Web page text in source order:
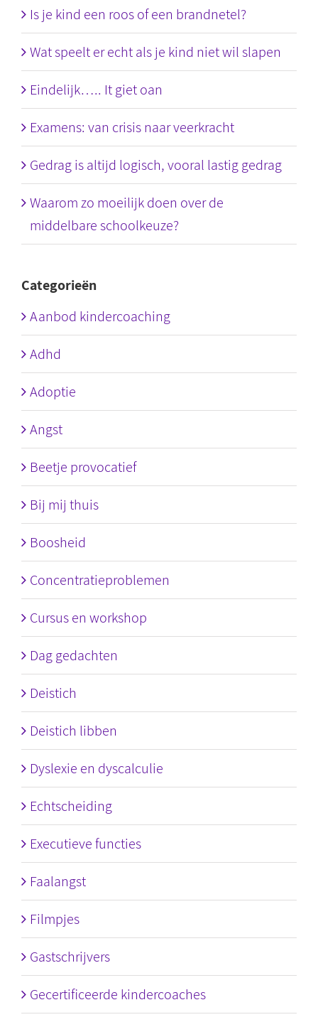
Is je kind een roos of een brandnetel?
Wat speelt er echt als je kind niet wil slapen
Eindelijk….. It giet oan
Examens: van crisis naar veerkracht
Gedrag is altijd logisch, vooral lastig gedrag
Waarom zo moeilijk doen over de
middelbare schoolkeuze?
Categorieën
Aanbod kindercoaching
Adhd
Adoptie
Angst
Beetje provocatief
Bij mij thuis
Boosheid
Concentratieproblemen
Cursus en workshop
Dag gedachten
Deistich
Deistich libben
Dyslexie en dyscalculie
Echtscheiding
Executieve functies
Faalangst
Filmpjes
Gastschrijvers
Gecertificeerde kindercoaches